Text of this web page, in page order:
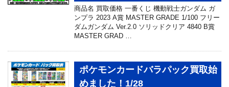
商品名 買取価格 一番くじ 機動戦士ガンダム ガ
ンプラ 2023 A賞 MASTER GRADE 1/100 フリー
ダムガンダム Ver.2.0 ソリッドクリア 4840 B賞
MASTER GRAD …
ポケモンカードバラパック買取始
めました！1/28